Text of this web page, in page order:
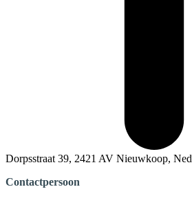
Dorpsstraat 39, 2421 AV Nieuwkoop,
Contactpersoon